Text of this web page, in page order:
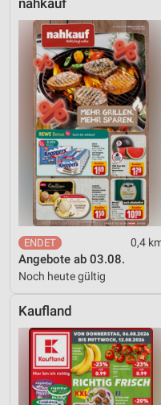
nahkauf
0,4
Angebote ab 03.08.
Noch heute gültig
Kaufland
Verwendung genauer
Geräte anhand von aktiv
Informationen
Nicht-IAB-Verarbeitungszwecke:
Notwendig
Performance
Funktional
Werbung